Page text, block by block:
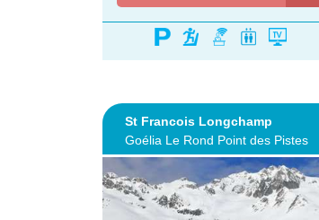
St Francois Longchamp
Goélia Le Rond Point des Pistes